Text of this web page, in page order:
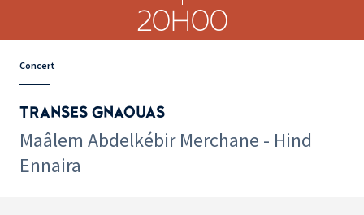
20H00
Concert
TRANSES GNAOUAS
Maâlem Abdelkébir Merchane - Hind
Ennaira